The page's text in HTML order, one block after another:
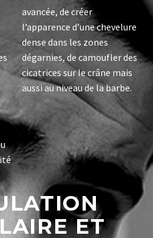
avancée, de créer
l’apparence d’une chevelure
dense dans les zones
dégarnies, de camoufler des
cicatrices sur le crâne mais
aussi au niveau de la barbe.
ET